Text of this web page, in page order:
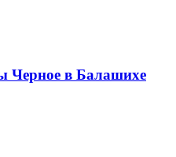
Черное в Балашихе